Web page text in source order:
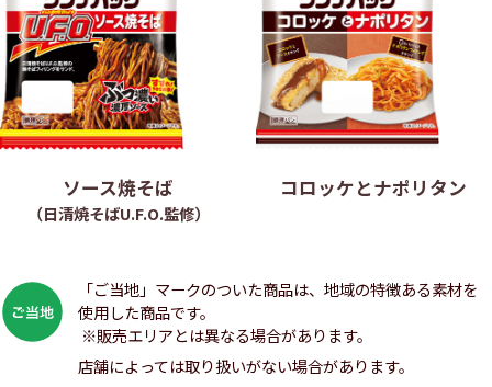
ソース焼そば
（日清焼そばU.F.O.監修）
コロッケとナポリタン
「ご当地」マークのついた商品は、地域の特徴ある素材を
使用した商品です。
※販売エリアとは異なる場合があります。
店舗によっては取り扱いがない場合があります。